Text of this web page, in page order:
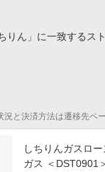
りん」に一致するス
と決済方法は遷移先ペ
しちりんガスロ
ガス ＜DST0901